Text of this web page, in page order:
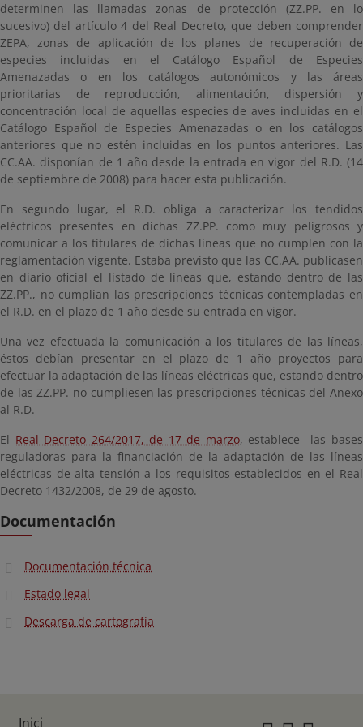
determinen las llamadas zonas de protección (ZZ.PP. en lo
sucesivo) del artículo 4 del Real Decreto, que deben comprender
ZEPA, zonas de aplicación de los planes de recuperación de
especies incluidas en el Catálogo Español de Especies
Amenazadas o en los catálogos autonómicos y las áreas
prioritarias de reproducción, alimentación, dispersión y
concentración local de aquellas especies de aves incluidas en el
Catálogo Español de Especies Amenazadas o en los catálogos
anteriores que no estén incluidas en los puntos anteriores. Las
CC.AA. disponían de 1 año desde la entrada en vigor del R.D. (14
de septiembre de 2008) para hacer esta publicación.
En segundo lugar, el R.D. obliga a caracterizar los tendidos
eléctricos presentes en dichas ZZ.PP. como muy peligrosos y
comunicar a los titulares de dichas líneas que no cumplen con la
reglamentación vigente. Estaba previsto que las CC.AA. publicasen
en diario oficial el listado de líneas que, estando dentro de las
ZZ.PP., no cumplían las prescripciones técnicas contempladas en
el R.D. en el plazo de 1 año desde su entrada en vigor.
Una vez efectuada la comunicación a los titulares de las líneas,
éstos debían presentar en el plazo de 1 año proyectos para
efectuar la adaptación de las líneas eléctricas que, estando dentro
de las ZZ.PP. no cumpliesen las prescripciones técnicas del Anexo
al R.D.
El Real Decreto 264/2017, de 17 de marzo, establece las bases
reguladoras para la financiación de la adaptación de las líneas
eléctricas de alta tensión a los requisitos establecidos en el Real
Decreto 1432/2008, de 29 de agosto.
Documentación
Documentación técnica
Estado legal
Descarga de cartografía
Inici